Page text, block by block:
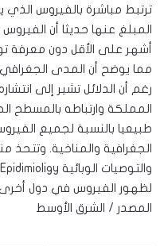
ترتبط مباشرة بالفيروس
أشهر على الأقل دون معرفة
مما يوضح أن المدى
رغم أن الدلائل تشير إلى
المملكة وارتباطه بالمسطح
طبيعيا بالنسبة لجميع
الجغرافية والمناخية. وتتحذ
لظهور الفيروس في دول
المصدر / الشرق الأوسط